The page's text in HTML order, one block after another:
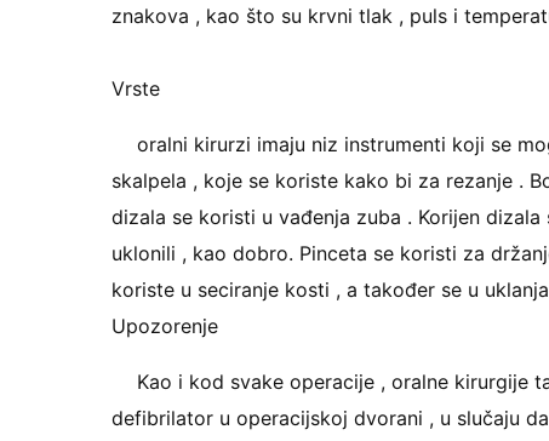
znakova , kao što su krvni tlak , puls i
Vrste
oralni kirurzi imaju niz instrumenti koji se
skalpela , koje se koriste kako bi za rezanje .
dizala se koristi u vađenja zuba . Korijen
uklonili , kao dobro. Pinceta se koristi za
koriste u seciranje kosti , a također se u
Upozorenje
Kao i kod svake operacije , oralne kirurgije
defibrilator u operacijskoj dvorani , u slučaju